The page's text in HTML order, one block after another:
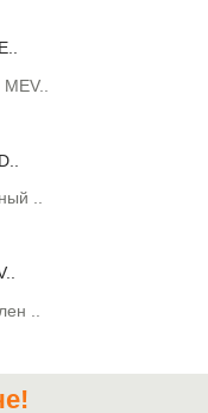
..
..